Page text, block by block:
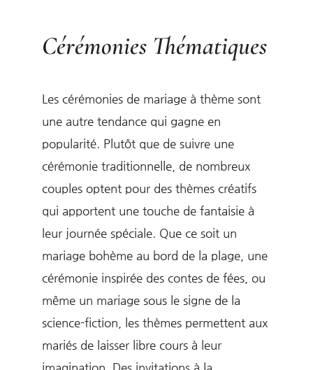
Cérémonies Thématiques
Les cérémonies de mariage à thème sont
une autre tendance qui gagne en
popularité. Plutôt que de suivre une
cérémonie traditionnelle, de nombreux
couples optent pour des thèmes créatifs
qui apportent une touche de fantaisie à
leur journée spéciale. Que ce soit un
mariage bohème au bord de la plage, une
cérémonie inspirée des contes de fées, ou
même un mariage sous le signe de la
science-fiction, les thèmes permettent aux
mariés de laisser libre cours à leur